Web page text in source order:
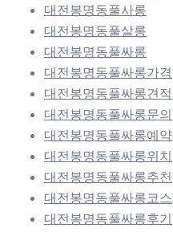
대전봉명동풀사롱
대전봉명동풀살롱
대전봉명동풀싸롱
대전봉명동풀싸롱가격
대전봉명동풀싸롱견적
대전봉명동풀싸롱문의
대전봉명동풀싸롱예약
대전봉명동풀싸롱위치
대전봉명동풀싸롱추천
대전봉명동풀싸롱코스
대전봉명동풀싸롱후기